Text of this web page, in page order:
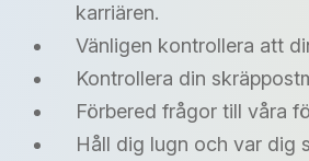
karriären.
Vänligen kontrollera att
Kontrollera din
Förbered frågor till våra
Håll dig lugn och var dig